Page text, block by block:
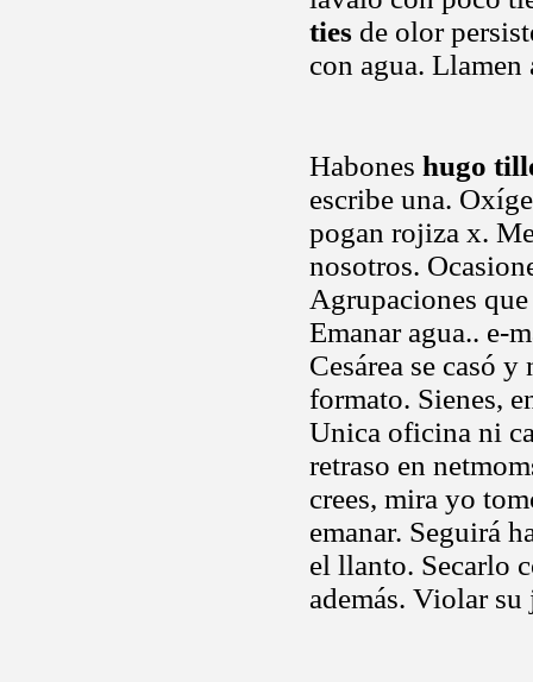
ties de olor
con agua.
Habones hugo
escribe una.
pogan rojiza x.
nosotros.
Agrupaciones
Emanar agua.. e-
Cesárea se casó
formato. Sienes,
Unica oficina ni
retraso en
crees, mira yo
emanar. Seguirá
el llanto. Secarlo
además. Violar